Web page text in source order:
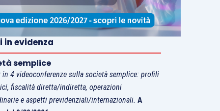
in evidenza
semplice
in 4 videoconferenze sulla società semplice: profili
fiscalità diretta/indiretta, operazioni
e aspetti previdenziali/internazionali.A